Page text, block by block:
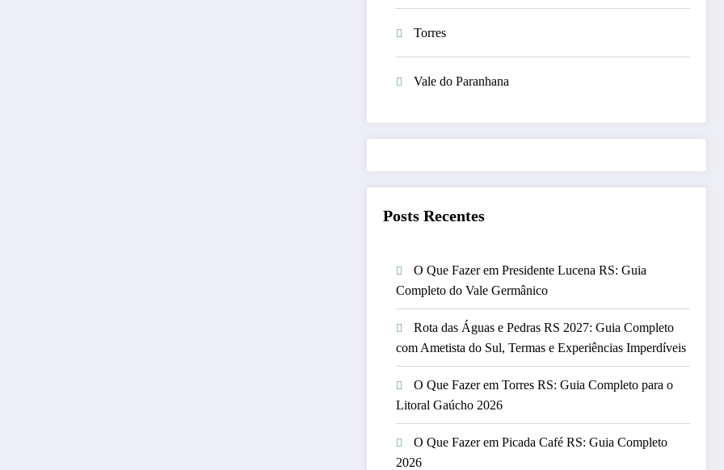
Torres
Vale do Paranhana
Posts Recentes
O Que Fazer em Presidente Lucena RS: Guia
Completo do Vale Germânico
Rota das Águas e Pedras RS 2027: Guia Completo
com Ametista do Sul, Termas e Experiências Imperdíveis
O Que Fazer em Torres RS: Guia Completo para o
Litoral Gaúcho 2026
O Que Fazer em Picada Café RS: Guia Completo
2026